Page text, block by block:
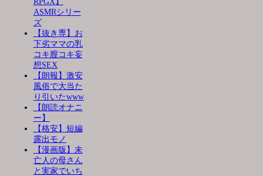
ASMRシリー
ズ
【抜き専】お
下劣ママの乳
コキ膣コキ妄
想SEX
【朗報】激安
風俗で大当た
り引いたwww
【朗読オナニ
ー】
【格安】短編
露出モノ
【漫画版】未
亡人の母さん
と実家でいち